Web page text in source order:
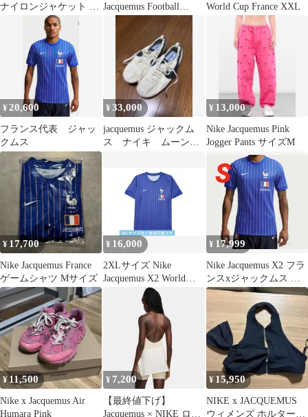
ナイロンジャケット ホ Jacquemus Football
Shorts 新品
World Cup France XXL
¥20,600
フランス代表 ジャッ
クムス
¥33,000
jacquemus ジャックム
ス ナイキ ムーンレ
¥ 13,000
Nike Jacquemus Pink
Jogger Pants サイズM
¥ 17,700
Nike Jacquemus France
ゲームシャツ Mサイズ
¥ 16,000
2XLサイズ Nike
Jacquemus X2 World
CupFrance
¥ 17,999
Nike Jacquemus X2 フラ
ンスxジャックムス メ
ンズ S
¥11,500
Nike x Jacquemus Air
Humara Pink
¥ 7,200
【最終値下げ】
Jacquemus × NIKE ロン
¥ 15,950
NIKE x JACQUEMUS
ウィメンズ ホルタート